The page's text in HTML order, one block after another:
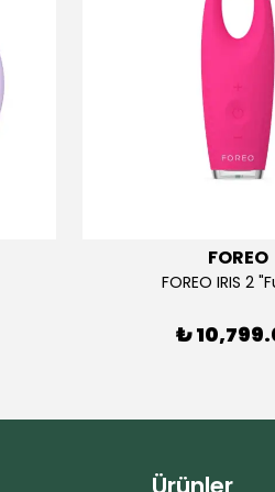
FOREO
FOREO IRIS 2
₺